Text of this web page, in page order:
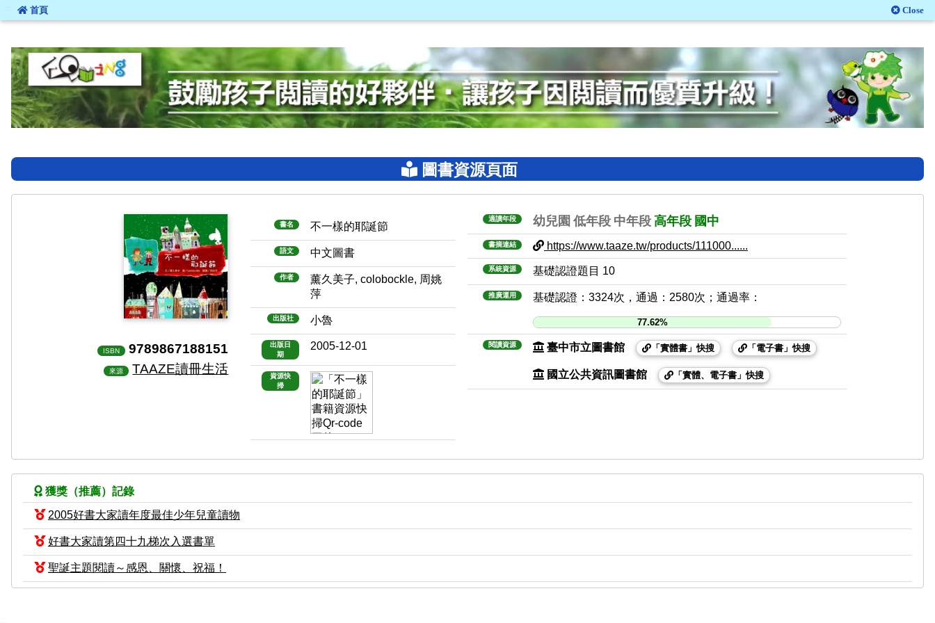
::: 首頁 Close
圖書資源頁面
ISBN 9789867188151
來源 TAAZE讀冊生活
書名 不一樣的耶誕節
語文 中文圖書
作者
薰久美子, colobockle, 周姚
萍
出版社 小魯
出版日
期
2005-12-01
資源快
掃
適讀年段 幼兒園 低年段 中年段 高年段 國中
書摘連結 https://www.taaze.tw/products/111000......
系統資源 基礎認證題目 10
推廣運用 基礎認證：3324次，通過：2580次；通過率：
77.62%
閱讀資源 臺中市立圖書館 「實體書」快搜 「電子書」快搜
國立公共資訊圖書館 「實體、電子書」快搜
獲獎（推薦）記錄
2005好書大家讀年度最佳少年兒童讀物
好書大家讀第四十九梯次入選書單
聖誕主題閱讀～感恩、關懷、祝福！